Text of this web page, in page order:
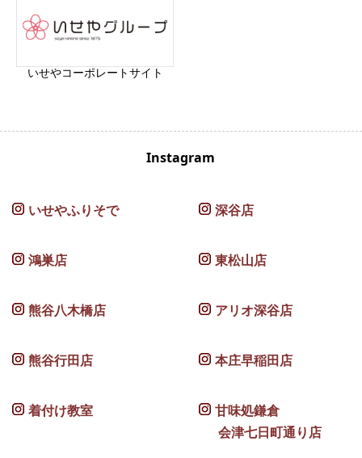
いせやコーポレートサイト
Instagram
いせやふりそで 深谷店
鴻巣店 東松山店
熊谷八木橋店 アリオ深谷店
熊谷行田店 本庄早稲田店
着付け教室
甘味処鎌倉
会津七日町通り店